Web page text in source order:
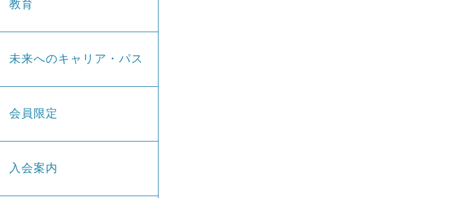
教育
未来へのキャリア・パス
会員限定
入会案内